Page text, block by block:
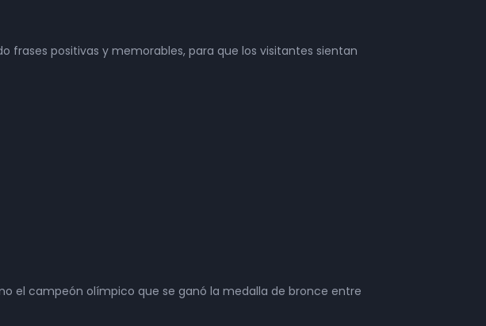
frases positivas y memorables, para que los visitantes sientan
el campeón olímpico que se ganó la medalla de bronce entre